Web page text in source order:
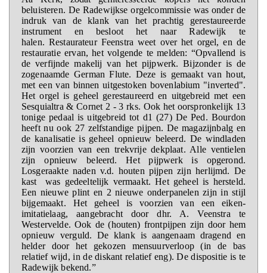
beluisteren. De Radewijkse orgelcommissie was onder de
indruk van de klank van het prachtig gerestaureerde
instrument en besloot het naar Radewijk te
halen. Restaurateur Feenstra weet over het orgel, en de
restauratie ervan, het volgende te melden: “Opvallend is
de verfijnde makelij van het pijpwerk. Bijzonder is de
zogenaamde German Flute. Deze is gemaakt van hout,
met een van binnen uitgestoken bovenlabium "inverted".
Het orgel is geheel gerestaureerd en uitgebreid met een
Sesquialtra & Cornet 2 - 3 rks. Ook het oorspronkelijk 13
tonige pedaal is uitgebreid tot d1 (27) De Ped. Bourdon
heeft nu ook 27 zelfstandige pijpen. De magazijnbalg en
de kanalisatie is geheel opnieuw beleerd. De windladen
zijn voorzien van een trekvrije dekplaat. Alle ventielen
zijn opnieuw beleerd. Het pijpwerk is opgerond.
Losgeraakte naden v.d. houten pijpen zijn herlijmd. De
kast was gedeeltelijk vermaakt. Het geheel is hersteld.
Een nieuwe plint en 2 nieuwe onderpanelen zijn in stijl
bijgemaakt. Het geheel is voorzien van een eiken-
imitatielaag, aangebracht door dhr. A. Veenstra te
Westervelde. Ook de (houten) frontpijpen zijn door hem
opnieuw verguld. De klank is aangenaam dragend en
helder door het gekozen mensuurverloop (in de bas
relatief wijd, in de diskant relatief eng). De dispositie is te
Radewijk bekend.”